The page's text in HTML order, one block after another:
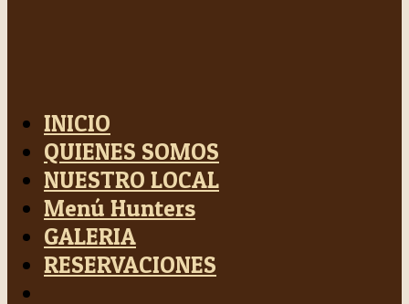
INICIO
QUIENES SOMOS
NUESTRO LOCAL
Menú Hunters
GALERIA
RESERVACIONES